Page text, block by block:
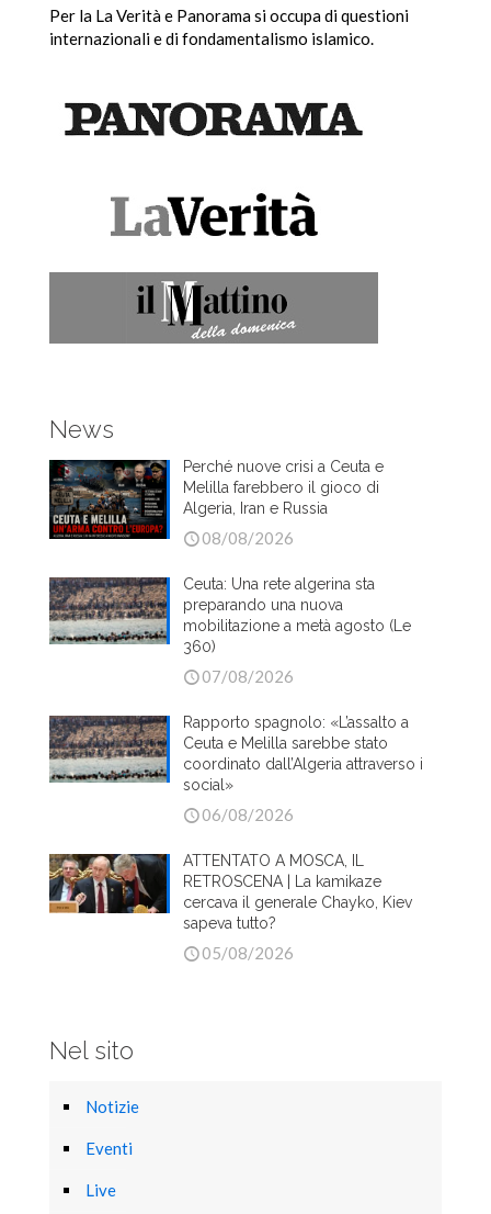
Per la La Verità e Panorama si occupa di questioni
internazionali e di fondamentalismo islamico.
News
Perché nuove crisi a Ceuta e
Melilla farebbero il gioco di
Algeria, Iran e Russia
08/08/2026
Ceuta: Una rete algerina sta
preparando una nuova
mobilitazione a metà agosto (Le
360)
07/08/2026
Rapporto spagnolo: «L’assalto a
Ceuta e Melilla sarebbe stato
coordinato dall’Algeria attraverso i
social»
06/08/2026
ATTENTATO A MOSCA, IL
RETROSCENA | La kamikaze
cercava il generale Chayko, Kiev
sapeva tutto?
05/08/2026
Nel sito
Notizie
Eventi
Live